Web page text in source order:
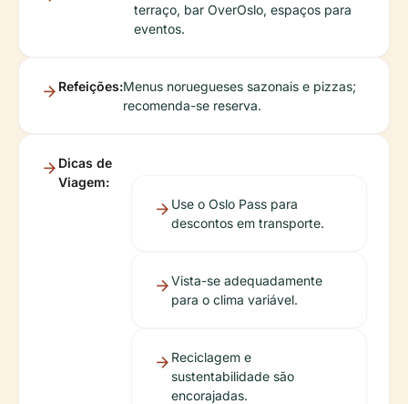
terraço, bar OverOslo, espaços para
eventos.
Refeições:Menus noruegueses sazonais e pizzas;
recomenda-se reserva.
Dicas de
Viagem:
Use o Oslo Pass para
descontos em transporte.
Vista-se adequadamente
para o clima variável.
Reciclagem e
sustentabilidade são
encorajadas.